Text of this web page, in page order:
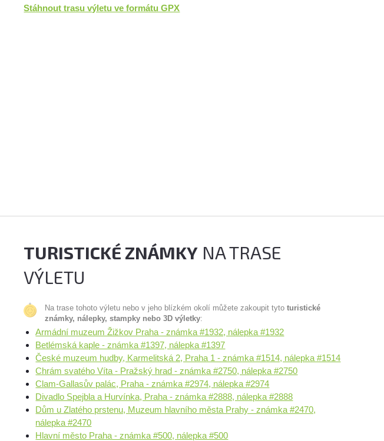
Stáhnout trasu výletu ve formátu GPX
TURISTICKÉ ZNÁMKY NA TRASE
VÝLETU
Na trase tohoto výletu nebo v jeho blízkém okolí můžete zakoupit tytoturistické
známky, nálepky, stampky nebo 3D výletky:
Armádní muzeum Žižkov Praha - známka #1932, nálepka #1932
Betlémská kaple - známka #1397, nálepka #1397
České muzeum hudby, Karmelitská 2, Praha 1 - známka #1514, nálepka #1514
Chrám svatého Víta - Pražský hrad - známka #2750, nálepka #2750
Clam-Gallasův palác, Praha - známka #2974, nálepka #2974
Divadlo Spejbla a Hurvínka, Praha - známka #2888, nálepka #2888
Dům u Zlatého prstenu, Muzeum hlavního města Prahy - známka #2470,
nálepka #2470
Hlavní město Praha - známka #500, nálepka #500